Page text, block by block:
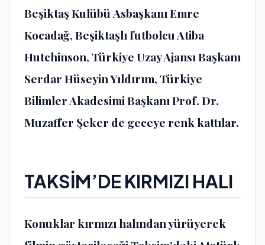
Beşiktaş Kulübü Asbaşkanı Emre
Kocadağ, Beşiktaşlı futbolcu Atiba
Hutchinson, Türkiye Uzay Ajansı Başkanı
Serdar Hüseyin Yıldırım, Türkiye
Bilimler Akadesimi Başkanı Prof. Dr.
Muzaffer Şeker de geceye renk kattılar.
TAKSİM’DE KIRMIZI HALI
Konuklar kırmızı halından yürüyerek